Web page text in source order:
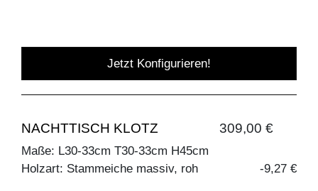
Jetzt Konfigurieren!
NACHTTISCH KLOTZ 309,00 €
Maße: L30-33cm T30-33cm H45cm
Holzart: Stammeiche massiv, roh
-9,27 €